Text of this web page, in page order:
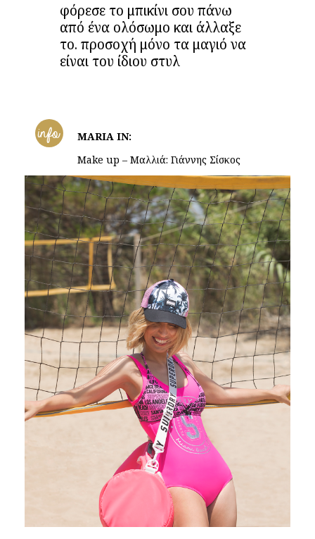
φόρεσε το μπικίνι σου πάνω
από ένα ολόσωμο και άλλαξε
το. προσοχή μόνο τα μαγιό να
είναι του ίδιου στυλ
info
MARIA IN:
Make up – Μαλλιά: Γιάννης Σίσκος